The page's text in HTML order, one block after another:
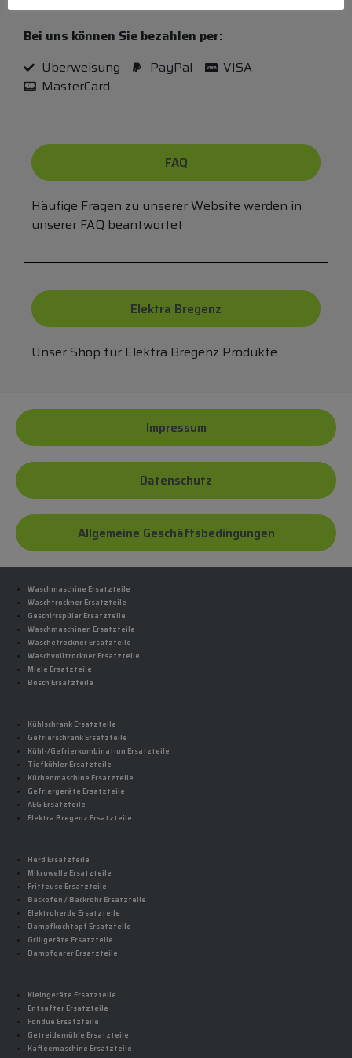
Bei uns können Sie bezahlen per:
Überweisung
PayPal
VISA
MasterCard
FAQ
Häufige Fragen zu unserer Website werden in
unserer FAQ beantwortet
Elektra Bregenz
Unser Shop für Elektra Bregenz Produkte
Impressum
Datenschutz
Allgemeine Geschäftsbedingungen
Waschmaschine Ersatzteile
Waschtrockner Ersatzteile
Geschirrspüler Ersatzteile
Waschmaschinen Ersatzteile
Wäschetrockner Ersatzteile
Waschvolltrockner Ersatzteile
Miele Ersatzteile
Bosch Ersatzteile
Kühlschrank Ersatzteile
Gefrierschrank Ersatzteile
Kühl-/Gefrierkombination Ersatzteile
Tiefkühler Ersatzteile
Küchenmaschine Ersatzteile
Gefriergeräte Ersatzteile
AEG Ersatzteile
Elektra Bregenz Ersatzteile
Herd Ersatzteile
Mikrowelle Ersatzteile
Fritteuse Ersatzteile
Backofen / Backrohr Ersatzteile
Elektroherde Ersatzteile
Dampfkochtopf Ersatzteile
Grillgeräte Ersatzteile
Dampfgarer Ersatzteile
Kleingeräte Ersatzteile
Entsafter Ersatzteile
Fondue Ersatzteile
Getreidemühle Ersatzteile
Kaffeemaschine Ersatzteile